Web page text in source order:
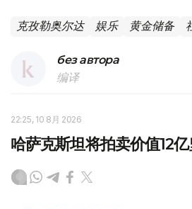
克孜勒奥尔达 娱乐 黄金储备
без автора
编译
22:25, 10 8月 2026
哈萨克斯坦将拍卖价值12